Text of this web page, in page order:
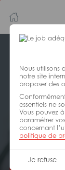
Nous utilisons
notre site
proposer des
essentiels ne
Vous pouvez
paramétrer
concernant
politique de
Je refuse
au
contenu
principal
navigation
Réf : 0IV-
Outilleur
Interim